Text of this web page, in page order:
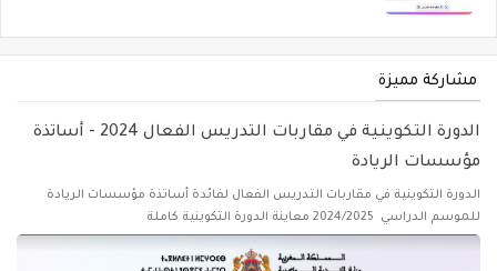
مشاركة مميزة
الدورة التكوينية في مقاربات التدريس الفعال 2024 - أساتذة
مؤسسات الريادة
الدورة التكوينية في مقاربات التدريس الفعال لفائدة أساتذة مؤسسات الريادة
للموسم الدراسي 2024/2025 معاينة الدورة التكوينية كاملة